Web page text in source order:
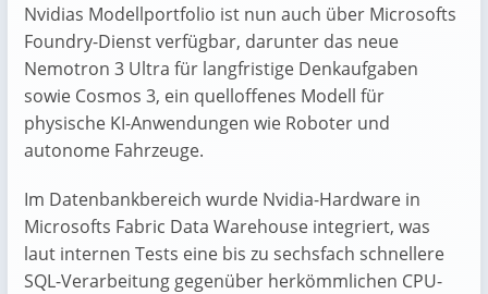
Nvidias Modellportfolio ist nun auch über Microsofts
Foundry-Dienst verfügbar, darunter das neue
Nemotron 3 Ultra für langfristige Denkaufgaben
sowie Cosmos 3, ein quelloffenes Modell für
physische KI-Anwendungen wie Roboter und
autonome Fahrzeuge.
Im Datenbankbereich wurde Nvidia-Hardware in
Microsofts Fabric Data Warehouse integriert, was
laut internen Tests eine bis zu sechsfach schnellere
SQL-Verarbeitung gegenüber herkömmlichen CPU-